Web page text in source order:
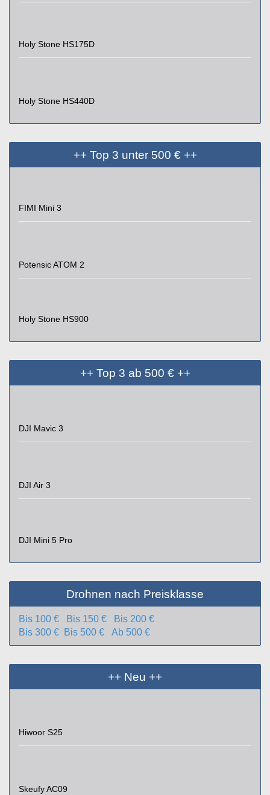
Holy Stone HS175D
Holy Stone HS440D
++ Top 3 unter 500 € ++
FIMI Mini 3
Potensic ATOM 2
Holy Stone HS900
++ Top 3 ab 500 € ++
DJI Mavic 3
DJI Air 3
DJI Mini 5 Pro
Drohnen nach Preisklasse
Bis 100 € Bis 150 €
Bis 200 €
Bis 300 € Bis 500 € Ab 500 €
++ Neu ++
Hiwoor S25
Skeufy AC09